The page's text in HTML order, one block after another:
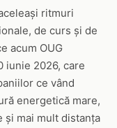
ritmuri
de curs și de
acum OUG
iunie 2026, care
ce vând
energetică mare,
și mai mult distanța